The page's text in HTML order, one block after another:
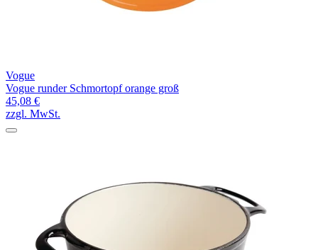
Vogue
Vogue runder Schmortopf orange groß
45,08 €
zzgl. MwSt.